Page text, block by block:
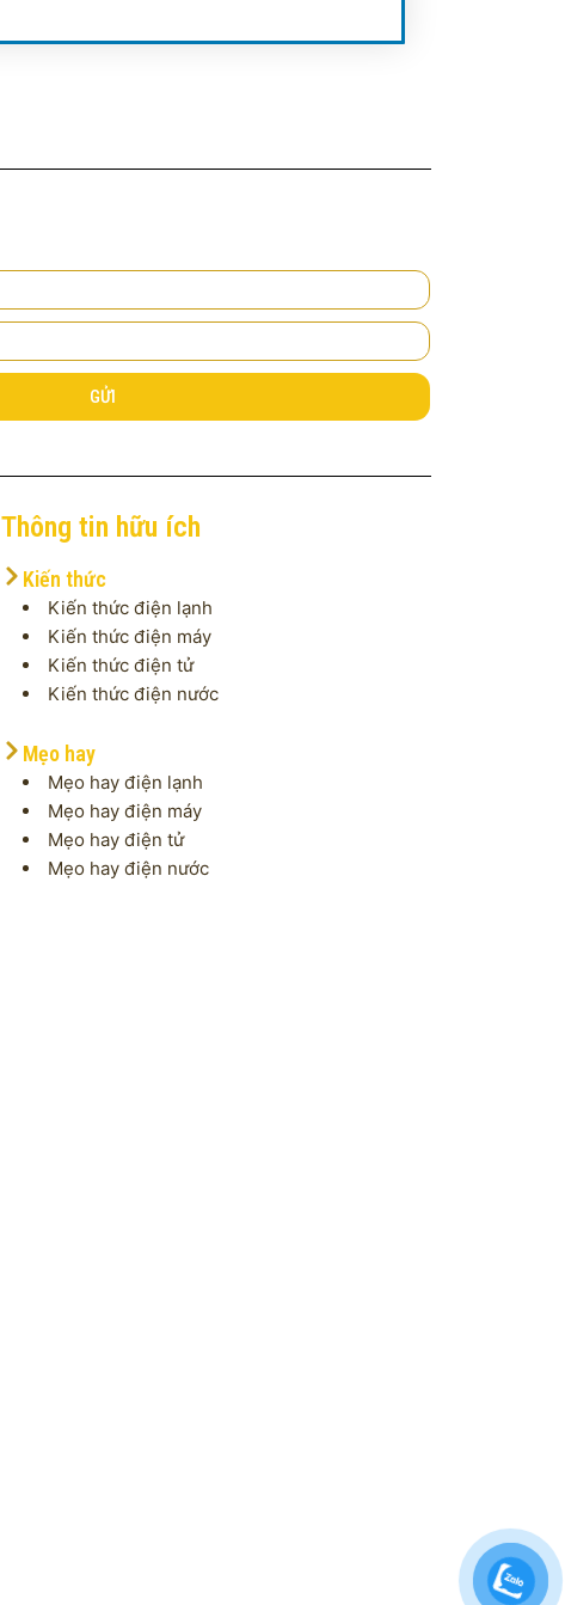
GỬI
Thông tin hữu ích
Kiến thức
Kiến thức điện lạnh
Kiến thức điện máy
Kiến thức điện tử
Kiến thức điện nước
Mẹo hay
Mẹo hay điện lạnh
Mẹo hay điện máy
Mẹo hay điện tử
Mẹo hay điện nước